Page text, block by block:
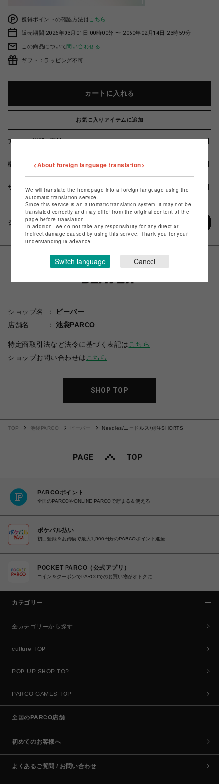
獲得ポイントの確認方法は こちら
販売期間 2026年03月01日 00時00分 〜 2050年02月14日 23時59分
この商品について問い合わせる
ギフト：ラッピング不可
カートに入れる
お気に入りアイテムに追加
アイテム説明 / 素材
概要
サイズ
シェアする
ショップ名
ビーバー
店舗名
池袋PARCO
特定商取引法など法令に基づく表記は こちら
ショップお問い合わせは こちら
SHOP TOP
TOP 池袋PARCO ビーバー Needles/ニードルス/別注SHORTS
PARCOポイント
全国のPARCOやONLINE PARCOで貯まる＆使える
ポケパル払い
初回登録＆お買物で最大1,500円分のPARCOポイント進呈
POCKET PARCO（公式アプリ）
コイン＆クーポンでPARCOでのお買い物がオトクに
カテゴリー
全カテゴリーから探す
culture TOP
POP-UP SHOP TOP
PARCO GAMES TOP
全国のPARCO店舗
初めてのお客様へ
よくあるご質問 / お問い合わせ
<About foreign language translation>
We will translate the homepage into a foreign language using the
automatic translation service.
Since this service is an automatic translation system, it may not be
translated correctly and may differ from the original content of the
page before translation.
In addition, we do not take any responsibility for any direct or
indirect damage caused by using this service. Thank you for your
understanding in advance.
Switch language Cancel